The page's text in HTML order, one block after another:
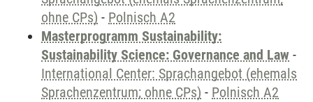
ohne CPs) - Polnisch A2
Masterprogramm Sustainability:
Sustainability Science: Governance and Law -
International Center: Sprachangebot (ehemals
Sprachenzentrum; ohne CPs) - Polnisch A2